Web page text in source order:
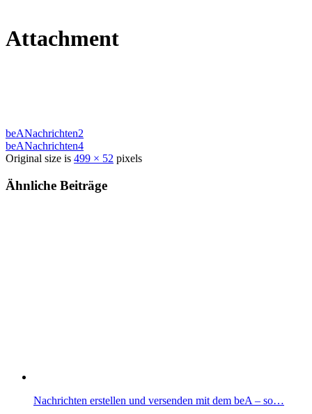
Attachment
beANachrichten2
beANachrichten4
Original size is 499 × 52 pixels
Ähnliche Beiträge
Nachrichten erstellen und versenden mit dem beA – so…